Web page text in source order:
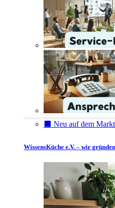
⬛️ Neu auf dem
WissensKüche e.V. – wir